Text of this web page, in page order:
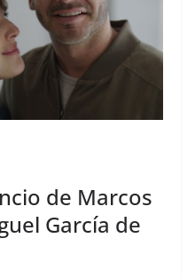
de Marcos
García de